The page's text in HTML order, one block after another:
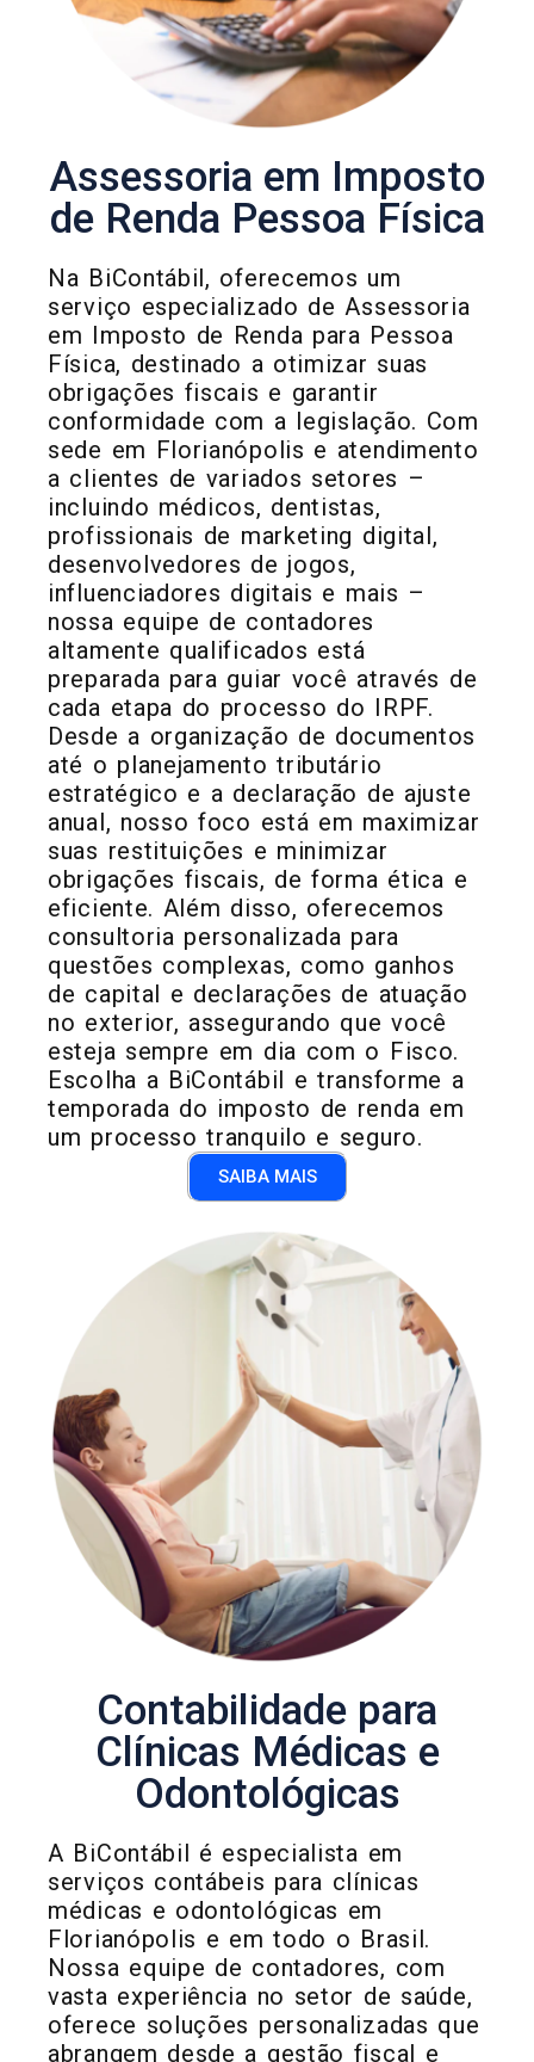
Assessoria em Imposto
de Renda Pessoa Física
Na BiContábil, oferecemos um
serviço especializado de Assessoria
em Imposto de Renda para Pessoa
Física, destinado a otimizar suas
obrigações fiscais e garantir
conformidade com a legislação. Com
sede em Florianópolis e atendimento
a clientes de variados setores –
incluindo médicos, dentistas,
profissionais de marketing digital,
desenvolvedores de jogos,
influenciadores digitais e mais –
nossa equipe de contadores
altamente qualificados está
preparada para guiar você através de
cada etapa do processo do IRPF.
Desde a organização de documentos
até o planejamento tributário
estratégico e a declaração de ajuste
anual, nosso foco está em maximizar
suas restituições e minimizar
obrigações fiscais, de forma ética e
eficiente. Além disso, oferecemos
consultoria personalizada para
questões complexas, como ganhos
de capital e declarações de atuação
no exterior, assegurando que você
esteja sempre em dia com o Fisco.
Escolha a BiContábil e transforme a
temporada do imposto de renda em
um processo tranquilo e seguro.
SAIBA MAIS
Contabilidade para
Clínicas Médicas e
Odontológicas
A BiContábil é especialista em
serviços contábeis para clínicas
médicas e odontológicas em
Florianópolis e em todo o Brasil.
Nossa equipe de contadores, com
vasta experiência no setor de saúde,
oferece soluções personalizadas que
abrangem desde a gestão fiscal e